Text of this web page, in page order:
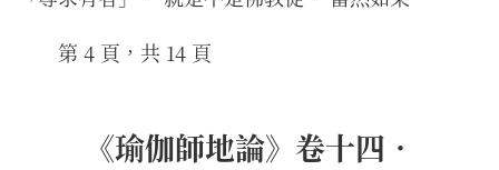
第 4 頁，共 14 頁
《瑜伽師地論》卷十四．